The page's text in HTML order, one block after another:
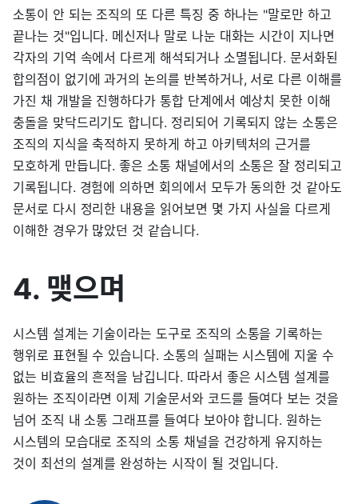
소통이 안 되는 조직의 또 다른 특징 중 하나는 "말로만 하고
끝나는 것"입니다. 메신저나 말로 나눈 대화는 시간이 지나면
각자의 기억 속에서 다르게 해석되거나 소멸됩니다. 문서화된
합의점이 없기에 과거의 논의를 반복하거나, 서로 다른 이해를
가진 채 개발을 진행하다가 통합 단계에서 예상치 못한 이해
충돌을 맞닥드리기도 합니다. 정리되어 기록되지 않는 소통은
조직의 지식을 축적하지 못하게 하고 아키텍처의 근거를
모호하게 만듭니다. 좋은 소통 채널에서의 소통은 잘 정리되고
기록됩니다. 경험에 의하면 회의에서 모두가 동의한 것 같아도
문서로 다시 정리한 내용을 읽어보면 몇 가지 사실을 다르게
이해한 경우가 많았던 것 같습니다.
4. 맺으며
시스템 설계는 기술이라는 도구로 조직의 소통을 기록하는
행위로 표현될 수 있습니다. 소통의 실패는 시스템에 지울 수
없는 비효율의 흔적을 남깁니다. 따라서 좋은 시스템 설계를
원하는 조직이라면 이제 기술문서와 코드를 들여다 보는 것을
넘어 조직 내 소통 그래프를 들여다 보아야 합니다. 원하는
시스템의 모습대로 조직의 소통 채널을 건강하게 유지하는
것이 최선의 설계를 완성하는 시작이 될 것입니다.